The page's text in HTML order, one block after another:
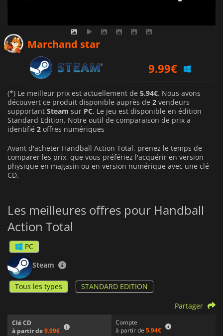
Marchand star
9.99€
(*) Le meilleur prix est actuellement de 5.94€. Nous avons
découvert ce produit disponible auprès de 2 vendeurs
supportant Steam sur PC. Le jeu est disponible en édition
Standard Edition. Notre outil de comparaison de prix a
identifié 2 offres numériques
Avant d'acheter Handball Action Total, prenez le temps de
comparer les prix, que vous préfériez l'acquérir en version
physique en magasin ou en version numérique avec une clé
CD.
Les meilleures offres pour Handball
Action Total
PC
Steam
Tous les types STANDARD EDITION
Clé CD
à partir de9.99€
Compte
à partir de 5.94€
Partager